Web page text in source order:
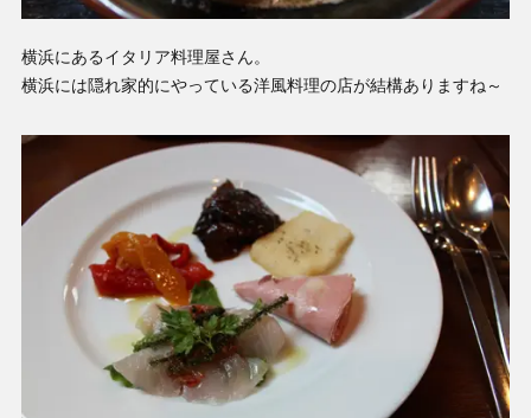
横浜にあるイタリア料理屋さん。
横浜には隠れ家的にやっている洋風料理の店が結構ありますね～